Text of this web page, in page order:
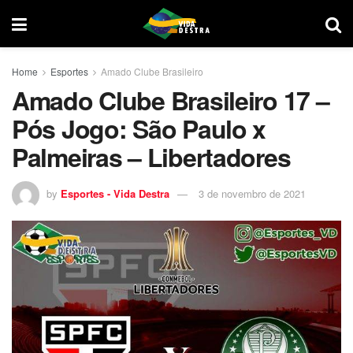
Home Esportes Amado Clube Brasileiro
Amado Clube Brasileiro 17 –
Pós Jogo: São Paulo x
Palmeiras – Libertadores
by Esportes - Vida Destra 3 de novembro de 2021